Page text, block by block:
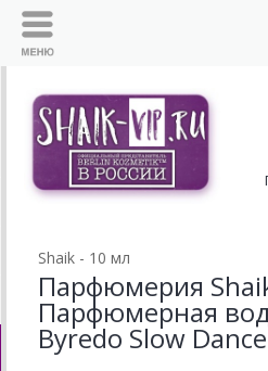
Shaik - 10 мл
Парфюмерия
Парфюмерная
Byredo Slow